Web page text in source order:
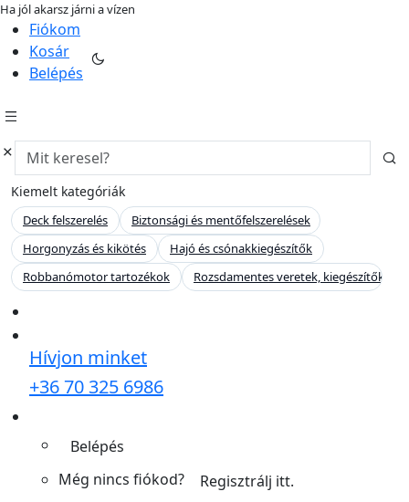
Ha jól akarsz járni a vízen
hajo-felszereles.hu
Fiókom
Kosár
Belépés
Kiemelt kategóriák
Deck felszerelés
Biztonsági és mentőfelszerelések
Horgonyzás és kikötés
Hajó és csónakkiegészítők
Robbanómotor tartozékok
Rozsdamentes veretek, kiegészítők
Hívjon minket
+36 70 325 6986
Belépés
Még nincs fiókod?
Regisztrálj itt.